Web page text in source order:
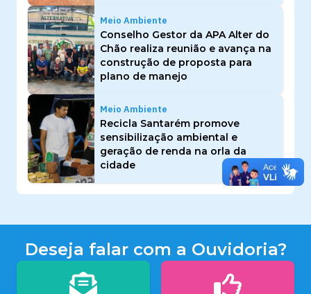
Meio Ambiente
Conselho Gestor da APA Alter do
Chão realiza reunião e avança na
construção de proposta para
plano de manejo
Meio Ambiente
Recicla Santarém promove
sensibilização ambiental e
geração de renda na orla da
cidade
Deseja falar com a Ouvidoria?